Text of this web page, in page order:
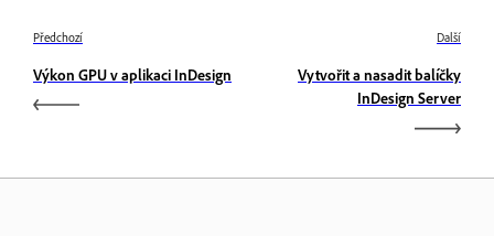
Předchozí
Výkon GPU v aplikaci InDesign
Další
Vytvořit a nasadit balíčky
InDesign Server